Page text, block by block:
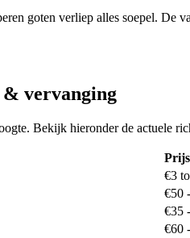
goten verliep alles soepel. De
& vervanging
Bekijk hieronder de actuele
€3
€50
€35
€60